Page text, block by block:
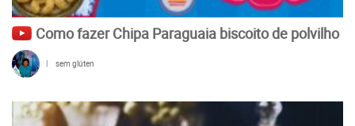
Como fazer Chipa Paraguaia biscoito de polvilho
| sem glúten